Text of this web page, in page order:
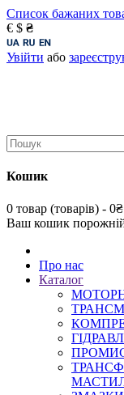
Список бажаних
€ $ ₴
Увійти або
Кошик
0 товар (товарів) - 0₴
Ваш кошик
Про нас
Каталог